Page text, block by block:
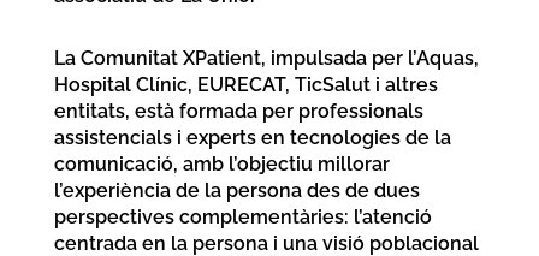
La Comunitat XPatient, impulsada per l’Aquas,
Hospital Clínic, EURECAT, TicSalut i altres
entitats, està formada per professionals
assistencials i experts en tecnologies de la
comunicació, amb l’objectiu millorar
l’experiència de la persona des de dues
perspectives complementàries: l’atenció
centrada en la persona i una visió poblacional